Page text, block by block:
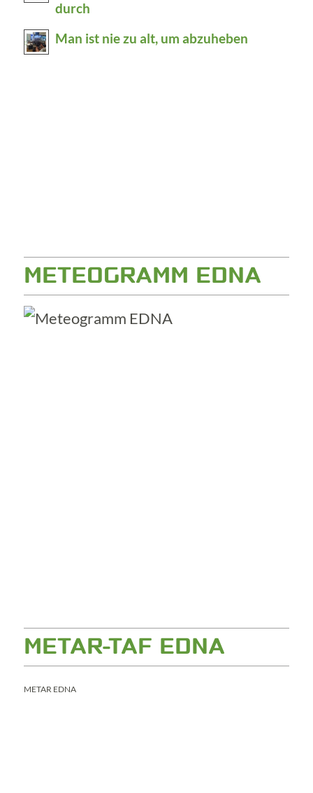
durch
Man ist nie zu alt, um abzuheben
METEOGRAMM EDNA
METAR-TAF EDNA
METAR EDNA